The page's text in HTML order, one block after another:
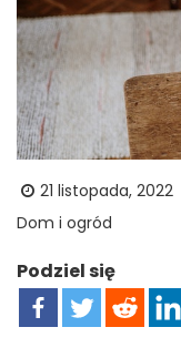
21 listopada, 2022
Dom i ogród
Podziel się